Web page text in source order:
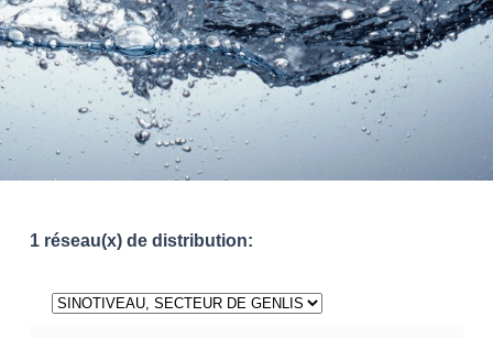
1 réseau(x) de distribution: